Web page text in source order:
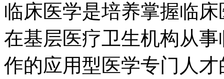
临床医学是培养掌握临
在基层医疗卫生机构从
作的应用型医学专门人